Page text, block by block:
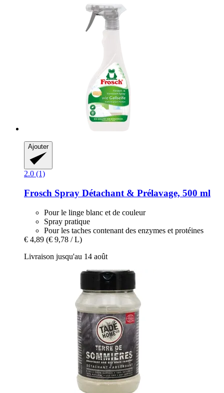
Ajouter
2.0 (1)
Frosch Spray Détachant & Prélavage, 500 ml
Pour le linge blanc et de couleur
Spray pratique
Pour les taches contenant des enzymes et protéines
€ 4,89 (€ 9,78 / L)
Livraison jusqu'au 14 août